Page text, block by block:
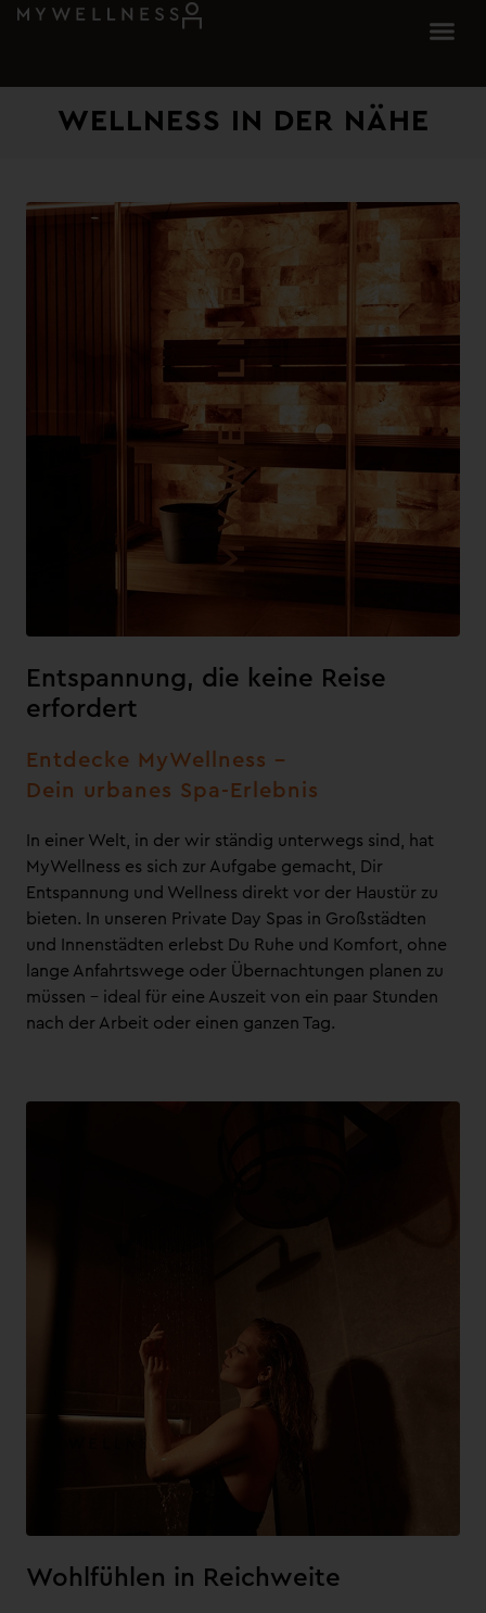
WELLNESS IN DER NÄHE​
Entspannung, die keine Reise
erfordert
Entdecke MyWellness –
Dein urbanes Spa-Erlebnis
In einer Welt, in der wir ständig unterwegs sind, hat
MyWellness es sich zur Aufgabe gemacht, Dir
Entspannung und Wellness direkt vor der Haustür zu
bieten. In unseren Private Day Spas in Großstädten
und Innenstädten erlebst Du Ruhe und Komfort, ohne
lange Anfahrtswege oder Übernachtungen planen zu
müssen – ideal für eine Auszeit von ein paar Stunden
nach der Arbeit oder einen ganzen Tag.
Wohlfühlen in Reichweite